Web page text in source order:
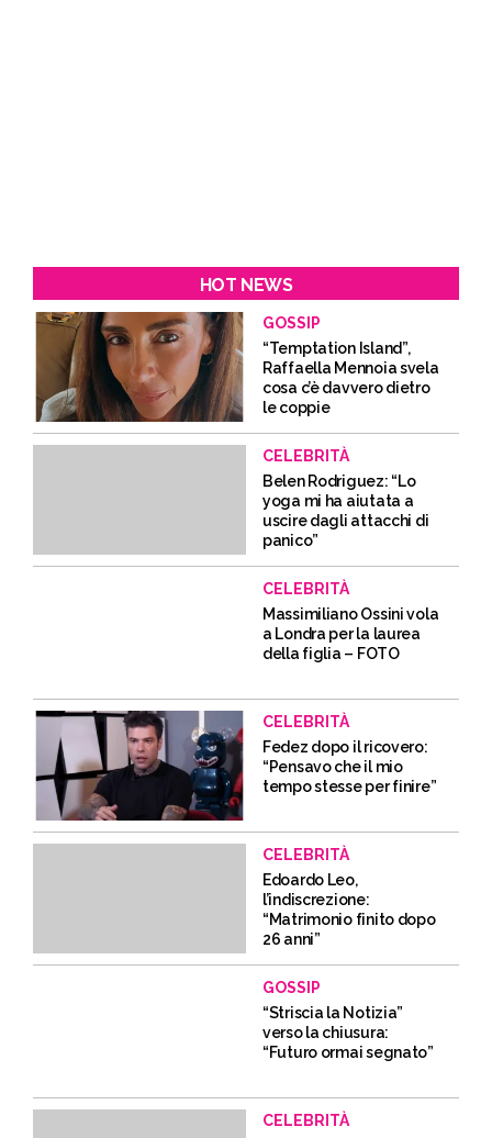
HOT NEWS
GOSSIP
“Temptation Island”,
Raffaella Mennoia svela
cosa c’è davvero dietro
le coppie
CELEBRITÀ
Belen Rodriguez: “Lo
yoga mi ha aiutata a
uscire dagli attacchi di
panico”
CELEBRITÀ
Massimiliano Ossini vola
a Londra per la laurea
della figlia – FOTO
CELEBRITÀ
Fedez dopo il ricovero:
“Pensavo che il mio
tempo stesse per finire”
CELEBRITÀ
Edoardo Leo,
l’indiscrezione:
“Matrimonio finito dopo
26 anni”
GOSSIP
“Striscia la Notizia”
verso la chiusura:
“Futuro ormai segnato”
CELEBRITÀ